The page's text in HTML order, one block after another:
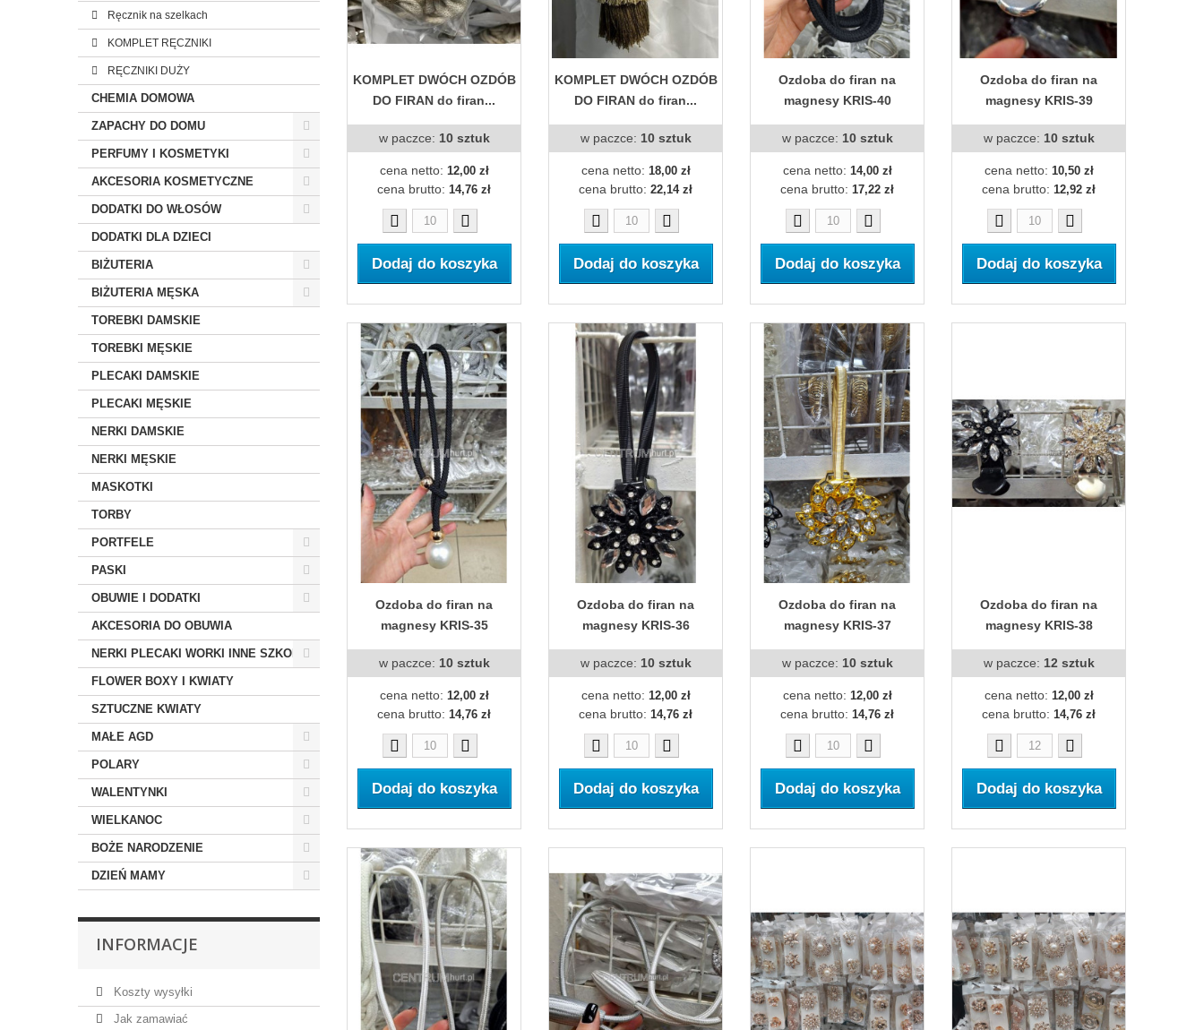
Ręcznik na szelkach
KOMPLET RĘCZNIKI
RĘCZNIKI DUŻY
CHEMIA DOMOWA
ZAPACHY DO DOMU
PERFUMY I KOSMETYKI
AKCESORIA KOSMETYCZNE
DODATKI DO WŁOSÓW
DODATKI DLA DZIECI
BIŻUTERIA
BIŻUTERIA MĘSKA
TOREBKI DAMSKIE
TOREBKI MĘSKIE
PLECAKI DAMSKIE
PLECAKI MĘSKIE
NERKI DAMSKIE
NERKI MĘSKIE
MASKOTKI
TORBY
PORTFELE
PASKI
OBUWIE I DODATKI
AKCESORIA DO OBUWIA
NERKI PLECAKI WORKI INNE SZKOLNE
FLOWER BOXY I KWIATY
SZTUCZNE KWIATY
MAŁE AGD
POLARY
WALENTYNKI
WIELKANOC
BOŻE NARODZENIE
DZIEŃ MAMY
INFORMACJE
Koszty wysyłki
Jak zamawiać
KOMPLET DWÓCH OZDÓB
DO FIRAN do firan...
w paczce: 10 sztuk
cena netto: 12,00 zł
cena brutto: 14,76 zł
Dodaj do koszyka
KOMPLET DWÓCH OZDÓB
DO FIRAN do firan...
w paczce: 10 sztuk
cena netto: 18,00 zł
cena brutto: 22,14 zł
Dodaj do koszyka
Ozdoba do firan na
magnesy KRIS-40
w paczce: 10 sztuk
cena netto: 14,00 zł
cena brutto: 17,22 zł
Dodaj do koszyka
Ozdoba do firan na
magnesy KRIS-39
w paczce: 10 sztuk
cena netto: 10,50 zł
cena brutto: 12,92 zł
Dodaj do koszyka
Ozdoba do firan na
magnesy KRIS-35
w paczce: 10 sztuk
cena netto: 12,00 zł
cena brutto: 14,76 zł
Dodaj do koszyka
Ozdoba do firan na
magnesy KRIS-36
w paczce: 10 sztuk
cena netto: 12,00 zł
cena brutto: 14,76 zł
Dodaj do koszyka
Ozdoba do firan na
magnesy KRIS-37
w paczce: 10 sztuk
cena netto: 12,00 zł
cena brutto: 14,76 zł
Dodaj do koszyka
Ozdoba do firan na
magnesy KRIS-38
w paczce: 12 sztuk
cena netto: 12,00 zł
cena brutto: 14,76 zł
Dodaj do koszyka